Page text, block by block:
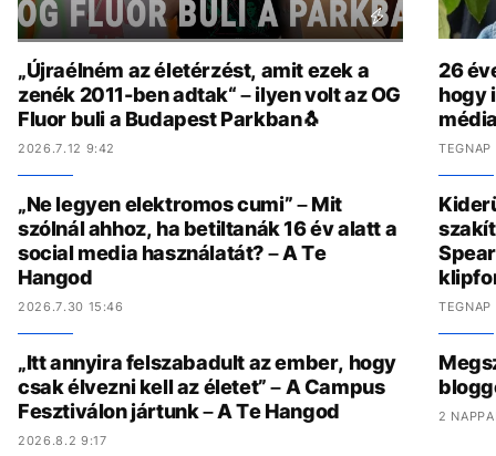
„Újraélném az életérzést, amit ezek a
zenék 2011-ben adtak“ – ilyen volt az OG
Fluor buli a Budapest Parkban🐧
2026.7.12 9:42
„Ne legyen elektromos cumi” – Mit
szólnál ahhoz, ha betiltanák 16 év alatt a
social media használatát? – A Te
Hangod
2026.7.30 15:46
„Itt annyira felszabadult az ember, hogy
csak élvezni kell az életet” – A Campus
Fesztiválon jártunk – A Te Hangod
2026.8.2 9:17
26
hogy
2